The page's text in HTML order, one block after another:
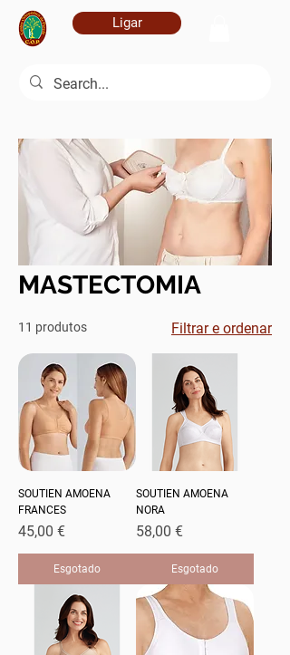
Ligar
MASTECTOMIA
11 produtos Filtrar e ordenar
SOUTIEN AMOENA
FRANCES
Preço
45,00 €
Esgotado
SOUTIEN AMOENA
NORA
Preço
58,00 €
Esgotado